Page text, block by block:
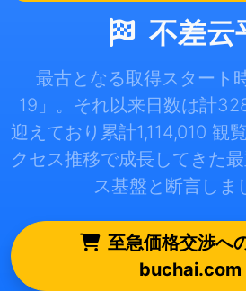
不差云
最古となる取得スタート
19」。それ以来日数は計
迎えており累計1,114,010 観
クセス推移で成長してきた
ス基盤と断言しま
至急価格交渉へ
buchai.com